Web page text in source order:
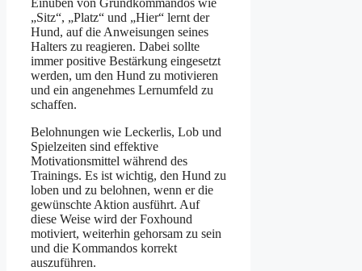
Einüben von Grundkommandos wie
„Sitz“, „Platz“ und „Hier“ lernt der
Hund, auf die Anweisungen seines
Halters zu reagieren. Dabei sollte
immer positive Bestärkung eingesetzt
werden, um den Hund zu motivieren
und ein angenehmes Lernumfeld zu
schaffen.
Belohnungen wie Leckerlis, Lob und
Spielzeiten sind effektive
Motivationsmittel während des
Trainings. Es ist wichtig, den Hund zu
loben und zu belohnen, wenn er die
gewünschte Aktion ausführt. Auf
diese Weise wird der Foxhound
motiviert, weiterhin gehorsam zu sein
und die Kommandos korrekt
auszuführen.